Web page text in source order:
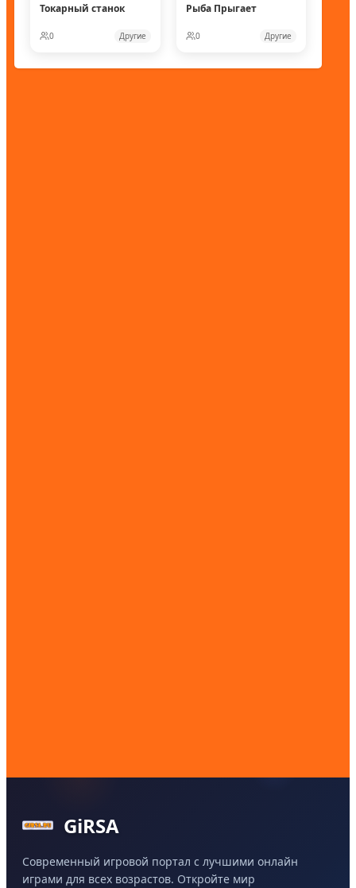
Токарный станок
0 Другие
Рыба Прыгает
0 Другие
GiRSA
Современный игровой портал с лучшими онлайн
играми для всех возрастов. Откройте мир